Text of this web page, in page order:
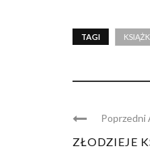
TAGI
Poprzedni
ZŁODZIEJE